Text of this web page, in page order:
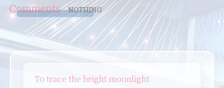
Comments NOTHING
To trace the bright moonlight